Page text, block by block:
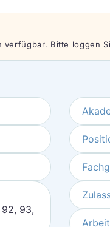
Bitte loggen
93,